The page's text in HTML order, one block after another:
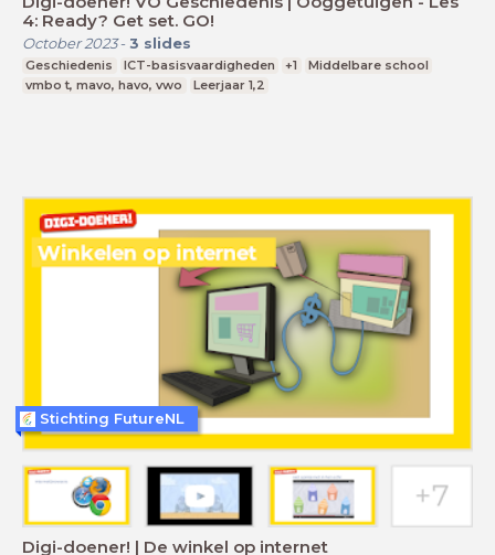
4: Ready? Get set. GO!
October 2023- 3 slides
Geschiedenis ICT-basisvaardigheden +1
Middelbare school
vmbo t, mavo, havo, vwo
Leerjaar 1,2
Digi-doener! | De winkel op internet
Stichting FutureNL